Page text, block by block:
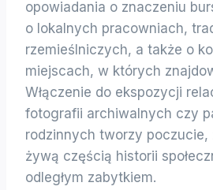
opowiadania o znaczeniu
o lokalnych pracowniach,
rzemieślniczych, a także o
miejscach, w których
Włączenie do ekspozycji
fotografii archiwalnych czy
rodzinnych tworzy
żywą częścią historii
odległym zabytkiem.